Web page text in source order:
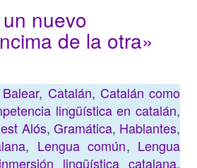
nuevo
de la otra»
Balear, Catalán, Catalán como
lingüística en catalán,
Alós, Gramática, Hablantes,
, Lengua común, Lengua
lingüística catalana,